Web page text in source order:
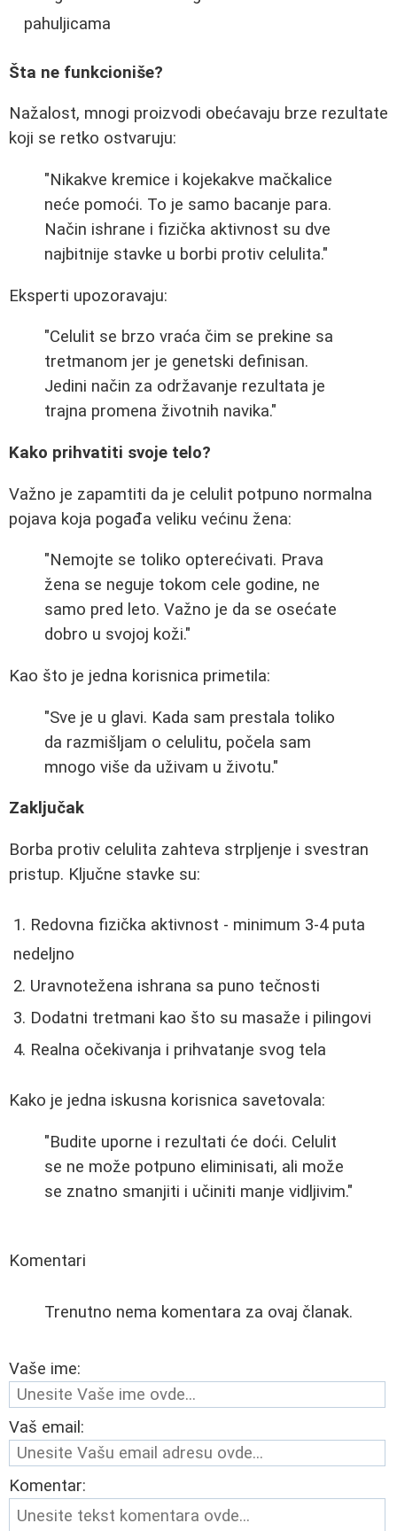
pahuljicama
Šta ne funkcioniše?
Nažalost, mnogi proizvodi obećavaju brze rezultate
koji se retko ostvaruju:
"Nikakve kremice i kojekakve mačkalice
neće pomoći. To je samo bacanje para.
Način ishrane i fizička aktivnost su dve
najbitnije stavke u borbi protiv celulita."
Eksperti upozoravaju:
"Celulit se brzo vraća čim se prekine sa
tretmanom jer je genetski definisan.
Jedini način za održavanje rezultata je
trajna promena životnih navika."
Kako prihvatiti svoje telo?
Važno je zapamtiti da je celulit potpuno normalna
pojava koja pogađa veliku većinu žena:
"Nemojte se toliko opterećivati. Prava
žena se neguje tokom cele godine, ne
samo pred leto. Važno je da se osećate
dobro u svojoj koži."
Kao što je jedna korisnica primetila:
"Sve je u glavi. Kada sam prestala toliko
da razmišljam o celulitu, počela sam
mnogo više da uživam u životu."
Zaključak
Borba protiv celulita zahteva strpljenje i svestran
pristup. Ključne stavke su:
Redovna fizička aktivnost - minimum 3-4 puta
nedeljno
Uravnotežena ishrana sa puno tečnosti
Dodatni tretmani kao što su masaže i pilingovi
Realna očekivanja i prihvatanje svog tela
Kako je jedna iskusna korisnica savetovala:
"Budite uporne i rezultati će doći. Celulit
se ne može potpuno eliminisati, ali može
se znatno smanjiti i učiniti manje vidljivim."
Komentari
Trenutno nema komentara za ovaj članak.
Vaše ime:
Vaš email:
Komentar: